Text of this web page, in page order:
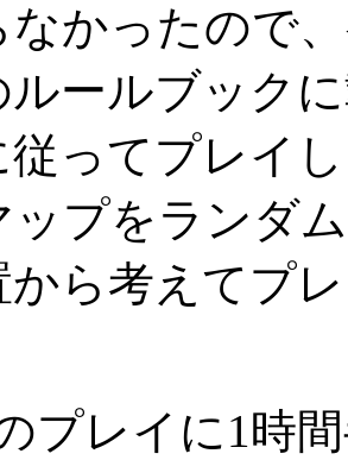
なかったので
ルールブック
従ってプレイ
ップをランダ
から考えてプ
プレイに1時